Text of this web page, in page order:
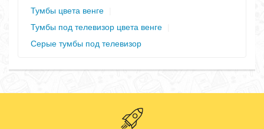
Тумбы цвета венге
Тумбы под телевизор цвета венге
Серые тумбы под телевизор